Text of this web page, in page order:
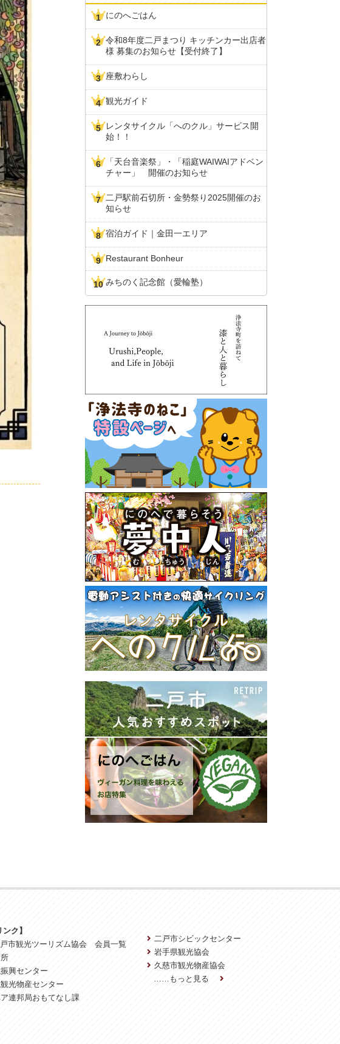
にのへごはん
令和8年度二戸まつり キッチンカー出店者
様 募集のお知らせ【受付終了】
座敷わらし
観光ガイド
レンタサイクル「へのクル」サービス開
始！！
「天台音楽祭」・「稲庭WAIWAIアドベン
チャー」 開催のお知らせ
二戸駅前石切所・金勢祭り2025開催のお
知らせ
宿泊ガイド｜金田一エリア
Restaurant Bonheur
みちのく記念館（愛輪塾）
ク】
市観光ツーリズム協会 会員一覧
興センター
光物産センター
連邦局おもてなし課
二戸市シビックセンター
岩手県観光協会
久慈市観光物産協会
……もっと見る